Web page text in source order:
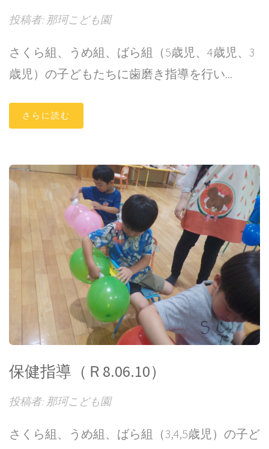
投稿者: 那珂こども園
さくら組、うめ組、ばら組（5歳児、4歳児、3
歳児）の子どもたちに歯磨き指導を行い...
さらに読む
保健指導（Ｒ8.06.10）
投稿者: 那珂こども園
さくら組、うめ組、ばら組（3,4,5歳児）の子ど